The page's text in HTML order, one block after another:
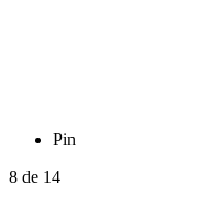
Pin
8 de 14